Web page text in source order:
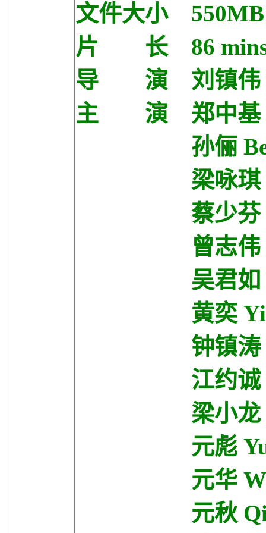
文件大小 550MB
片 长 86
导 演 刘镇伟
主 演 郑中基
孙俪 Betty
梁咏琪 Gigi
蔡少芬 Ada
曾志伟 Eric
吴君如
黄奕 Yi
钟镇涛
江约诚
梁小龙
元彪 Yuen
元华 Wah
元秋 Qiu